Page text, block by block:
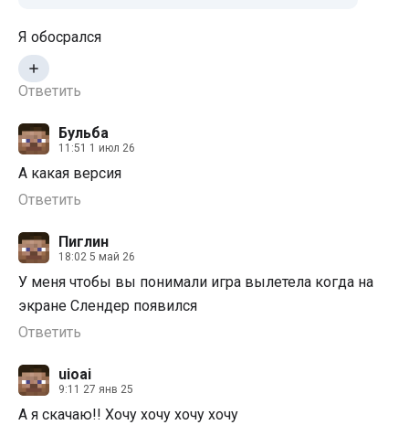
Я обосрался
Ответить
Бульба
11:51 1 июл 26
А какая версия
Ответить
Пиглин
18:02 5 май 26
У меня чтобы вы понимали игра вылетела когда на
экране Слендер появился
Ответить
uioai
9:11 27 янв 25
А я скачаю!! Хочу хочу хочу хочу